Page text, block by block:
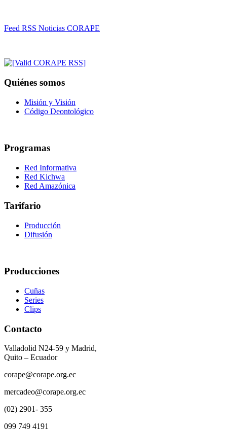
Feed RSS Noticias CORAPE
Quiénes somos
Misión y Visión
Código Deontológico
Programas
Red Informativa
Red Kichwa
Red Amazónica
Tarifario
Producción
Difusión
Producciones
Cuñas
Series
Clips
Contacto
Valladolid N24-59 y Madrid,
Quito – Ecuador
corape@corape.org.ec
mercadeo@corape.org.ec
(02) 2901- 355
099 749 4191